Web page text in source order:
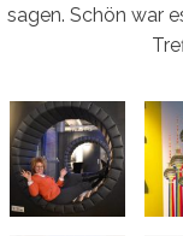
sagen. Schön war